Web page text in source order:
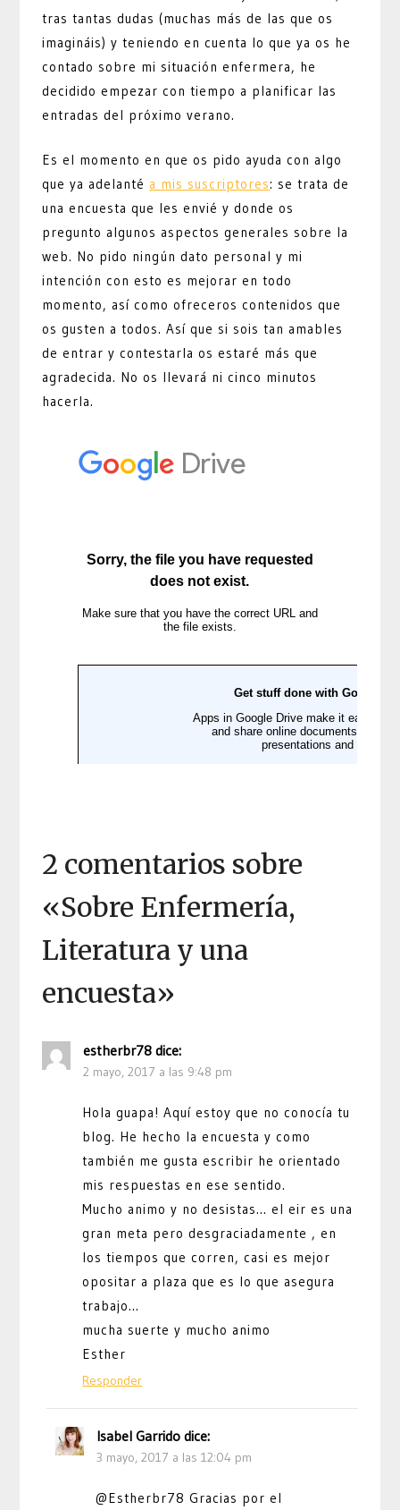
tras tantas dudas (muchas más de las que os
imagináis) y teniendo en cuenta lo que ya os he
contado sobre mi situación enfermera, he
decidido empezar con tiempo a planificar las
entradas del próximo verano.
Es el momento en que os pido ayuda con algo
que ya adelantéa mis suscriptores: se trata de
una encuesta que les envié y donde os
pregunto algunos aspectos generales sobre la
web. No pido ningún dato personal y mi
intención con esto es mejorar en todo
momento, así como ofreceros contenidos que
os gusten a todos. Así que si sois tan amables
de entrar y contestarla os estaré más que
agradecida. No os llevará ni cinco minutos
hacerla.
2 comentarios sobre
«Sobre Enfermería,
Literatura y una
encuesta»
estherbr78 dice:
2 mayo, 2017 a las 9:48 pm
Hola guapa! Aquí estoy que no conocía tu
blog. He hecho la encuesta y como
también me gusta escribir he orientado
mis respuestas en ese sentido.
Mucho animo y no desistas… el eir es una
gran meta pero desgraciadamente , en
los tiempos que corren, casi es mejor
opositar a plaza que es lo que asegura
trabajo…
mucha suerte y mucho animo
Esther
Responder
Isabel Garrido dice:
3 mayo, 2017 a las 12:04 pm
@Estherbr78 Gracias por el